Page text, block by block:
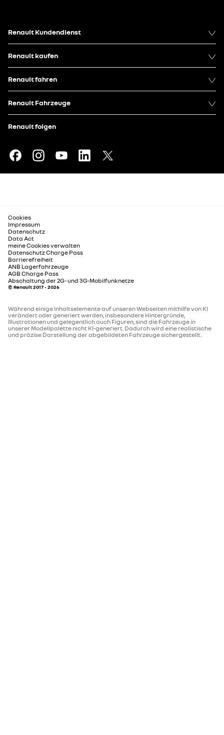
Renault Kundendienst
Renault kaufen
Renault fahren
Renault Fahrzeuge
Renault folgen
Cookies
Impressum
Datenschutz
Data Act
meine Cookies verwalten
Datenschutz Charge Pass
Barrierefreiheit
ANB Lagerfahrzeuge
AGB Charge Pass
Abschaltung der 2G- und 3G-Mobilfunknetze
© Renault 2017 - 2026
Während einige Inhaltselemente auf unseren Webseiten mithilfe von KI
verändert oder generiert werden, insbesondere Hintergründe,
Illustrationen und gelegentlich auch Figuren, sind die Fahrzeuge in
unserer Modellpalette nicht KI-generiert. Dadurch wird eine realistische
und präzise Darstellung der abgebildeten Fahrzeuge sichergestellt.